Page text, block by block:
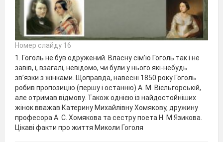
Номер слайду 16
1. Гоголь не був одружений. Власну сім’ю Гоголь так і не
завів, і, взагалі, невідомо, чи були у нього які-небудь
зв’язки з жінками. Щоправда, навесні 1850 року Гоголь
робив пропозицію (першу і останню) А. М. Вієльгорській,
але отримав відмову. Також однією із найдостойніших
жінок вважав Катерину Михайлівну Хомякову, дружину
професора А. С. Хомякова та сестру поета Н. М Язикова.
Цікаві факти про життя Миколи Гоголя